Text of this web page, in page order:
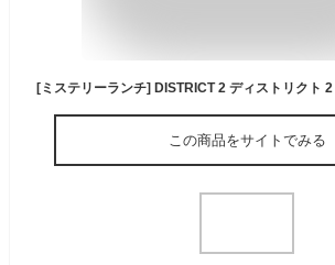
この商品をサイトでみる